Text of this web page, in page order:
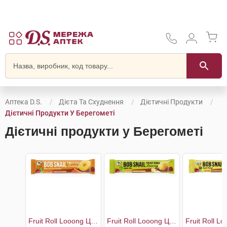
Аптека D.S. Дієта Та Схуднення
Дієтичні Продукти
Дієтичні Продукти У Берегометі
Дієтичні продукти у Берегометі